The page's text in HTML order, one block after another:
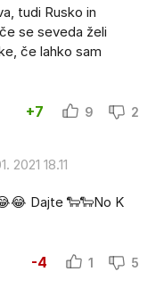
tudi Rusko in
se seveda želi
če lahko sam
+7 9 2
2021 18.11
Dajte 🐑🐑No K
-4 1 5